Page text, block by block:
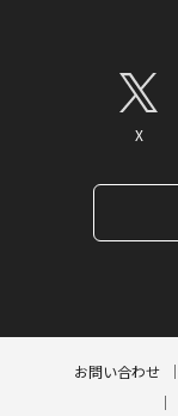
X
お問い合わせ